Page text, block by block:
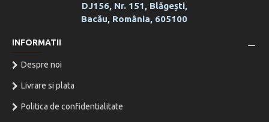
DJ156, Nr. 151, Blăgești,
Bacău, România, 605100
INFORMATII
Despre noi
Livrare si plata
Politica de confidentialitate